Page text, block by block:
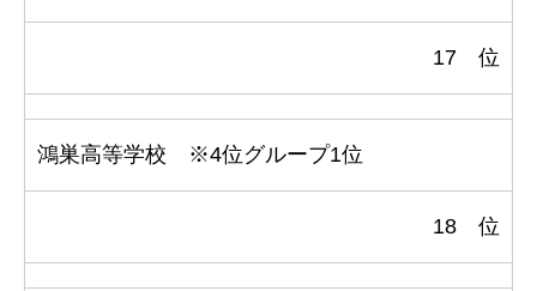
17 位
鴻巣高等学校 ※4位グループ1位
18 位